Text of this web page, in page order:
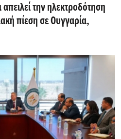
την ηλεκτροδότηση
πίεση σε Ουγγαρία,